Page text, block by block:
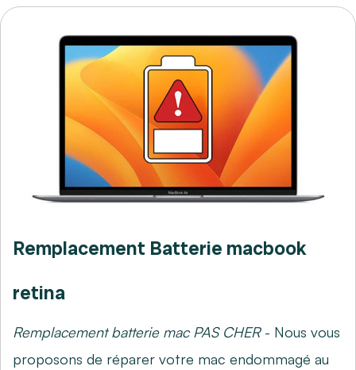
Remplacement Batterie macbook
retina
Remplacement batterie mac PAS CHER - Nous vous
proposons de réparer votre mac endommagé au